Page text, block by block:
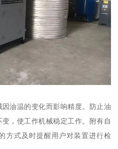
油温的变化而影响精度。防止油
，使工作机械稳定工作。附有自
方式及时提醒用户对装置进行检